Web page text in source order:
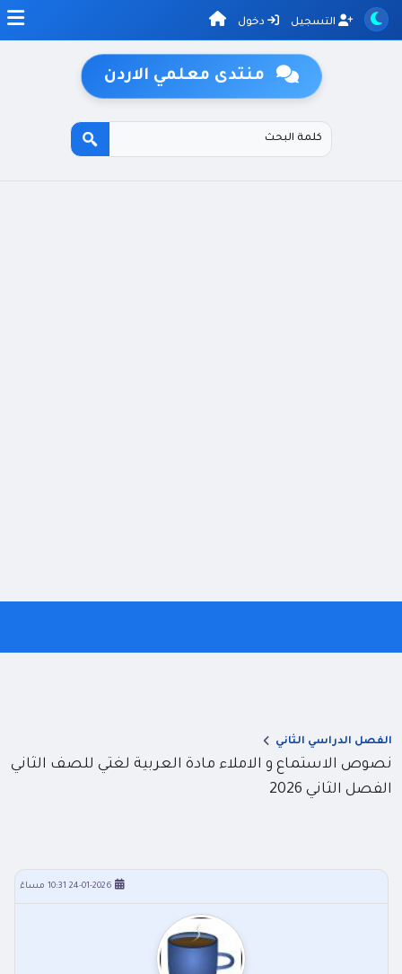
التسجيل دخول
منتدى معلمي الاردن
الفصل الدراسي الثاني
نصوص الاستماع و الاملاء مادة العربية لغتي للصف الثاني
الفصل الثاني 2026
24-01-2026 10:31 مساءً